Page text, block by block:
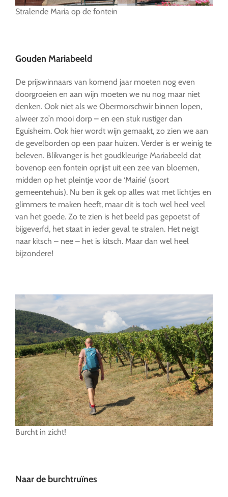
Stralende Maria op de fontein
Gouden Mariabeeld
De prijswinnaars van komend jaar moeten nog even
doorgroeien en aan wijn moeten we nu nog maar niet
denken. Ook niet als we Obermorschwir binnen lopen,
alweer zo’n mooi dorp – en een stuk rustiger dan
Eguisheim. Ook hier wordt wijn gemaakt, zo zien we aan
de gevelborden op een paar huizen. Verder is er weinig te
beleven. Blikvanger is het goudkleurige Mariabeeld dat
bovenop een fontein oprijst uit een zee van bloemen,
midden op het pleintje voor de ‘Mairie’ (soort
gemeentehuis). Nu ben ik gek op alles wat met lichtjes en
glimmers te maken heeft, maar dit is toch wel heel veel
van het goede. Zo te zien is het beeld pas gepoetst of
bijgeverfd, het staat in ieder geval te stralen. Het neigt
naar kitsch – nee – het is kitsch. Maar dan wel heel
bijzondere!
Burcht in zicht!
Naar de burchtruïnes